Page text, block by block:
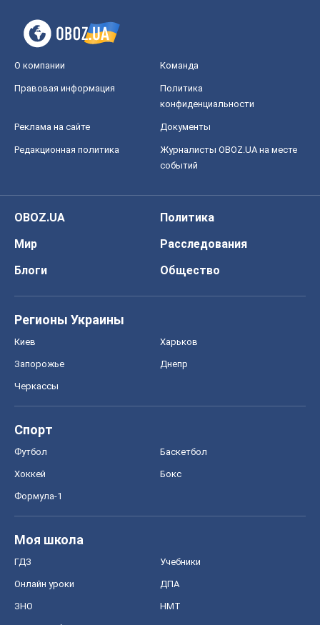
О компании Команда
Правовая информация
Политика
конфиденциальности
Реклама на сайте Документы
Редакционная политика
Журналисты OBOZ.UA на месте
событий
OBOZ.UA
Политика
Мир
Расследования
Блоги
Общество
Регионы Украины
Киев Харьков
Запорожье Днепр
Черкассы
Спорт
Футбол Баскетбол
Хоккей Бокс
Формула-1
Моя школа
ГДЗ Учебники
Онлайн уроки ДПА
ЗНО НМТ